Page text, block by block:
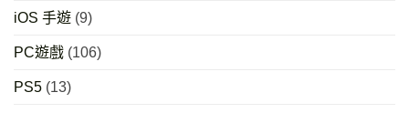
iOS 手遊 (9)
PC遊戲 (106)
PS5 (13)